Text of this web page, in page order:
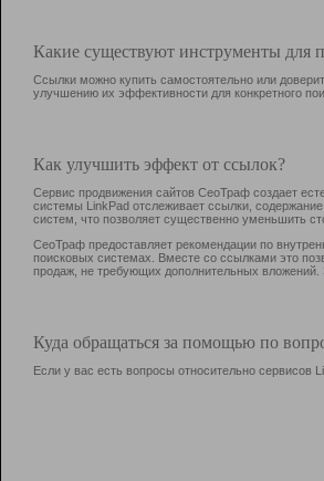
Какие существуют инструменты для
Ссылки можно купить самостоятельно или
улучшению их эффективности для конкретного
Как улучшить эффект от ссылок?
Сервис продвижения сайтов СеоТраф создает
системы LinkPad отслеживает ссылки,
систем, что позволяет существенно уменьшить
СеоТраф предоставляет рекомендации по
поисковых системах. Вместе со ссылками это
продаж, не требующих дополнительных вложений.
Куда обращаться за помощью по
Если у вас есть вопросы относительно